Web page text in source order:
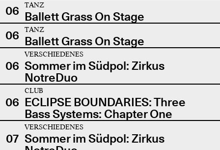
06
TANZ
Ballett Grass On Stage
06
TANZ
Ballett Grass On Stage
06
VERSCHIEDENES
Sommer im Südpol: Zirkus
NotreDuo
06
CLUB
ECLIPSE BOUNDARIES: Three
Bass Systems: Chapter One
07
VERSCHIEDENES
Sommer im Südpol: Zirkus